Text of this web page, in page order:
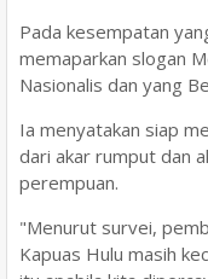
Pada kesempatan
memaparkan slogan
Nasionalis dan yang
Ia menyatakan siap
dari akar rumput dan
perempuan.
"Menurut survei,
Kapuas Hulu masih